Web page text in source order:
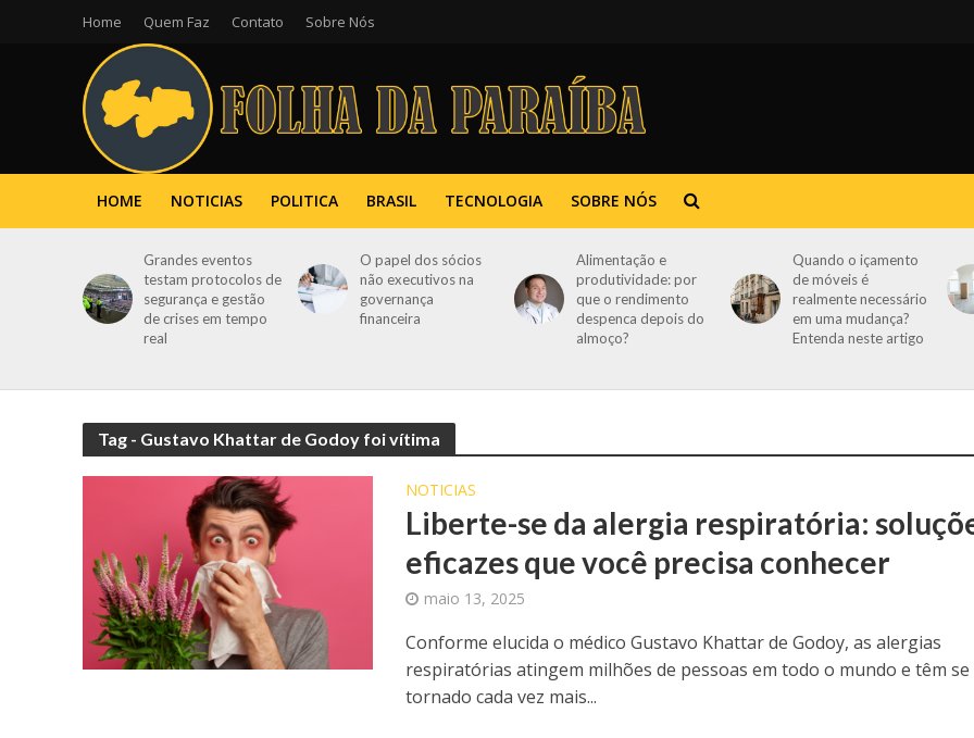
Home Quem Faz Contato Sobre Nós
HOME NOTICIAS POLITICA BRASIL TECNOLOGIA SOBRE NÓS
Grandes eventos
testam protocolos de
segurança e gestão
de crises em tempo
real
O papel dos sócios
não executivos na
governança
financeira
Alimentação e
produtividade: por
que o rendimento
despenca depois do
almoço?
Quando o içamento
de móveis é
realmente necessário
em uma mudança?
Entenda neste artigo
Tag - Gustavo Khattar de Godoy foi vítima
NOTICIAS
Liberte-se da alergia respiratória:
eficazes que você precisa conhecer
maio 13, 2025
Conforme elucida o médico Gustavo Khattar de Godoy, as alergias
respiratórias atingem milhões de pessoas em todo o mundo e têm se
tornado cada vez mais...